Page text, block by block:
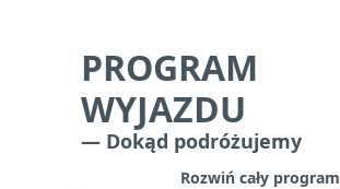
PROGRAM
WYJAZDU
— Dokąd podróżujemy
Rozwiń cały program